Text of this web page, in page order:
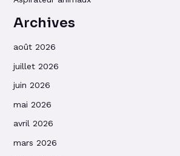
Archives
août 2026
juillet 2026
juin 2026
mai 2026
avril 2026
mars 2026